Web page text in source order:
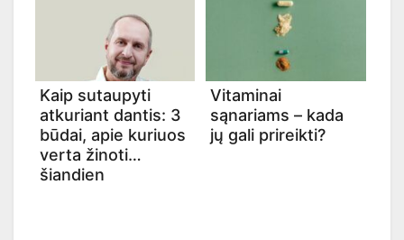
Kaip sutaupyti
atkuriant dantis: 3
būdai, apie kuriuos
verta žinoti
šiandien
Vitaminai
sąnariams – kada
jų gali prireikti?